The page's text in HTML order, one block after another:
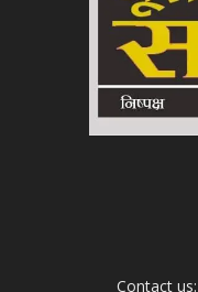
Contact us: